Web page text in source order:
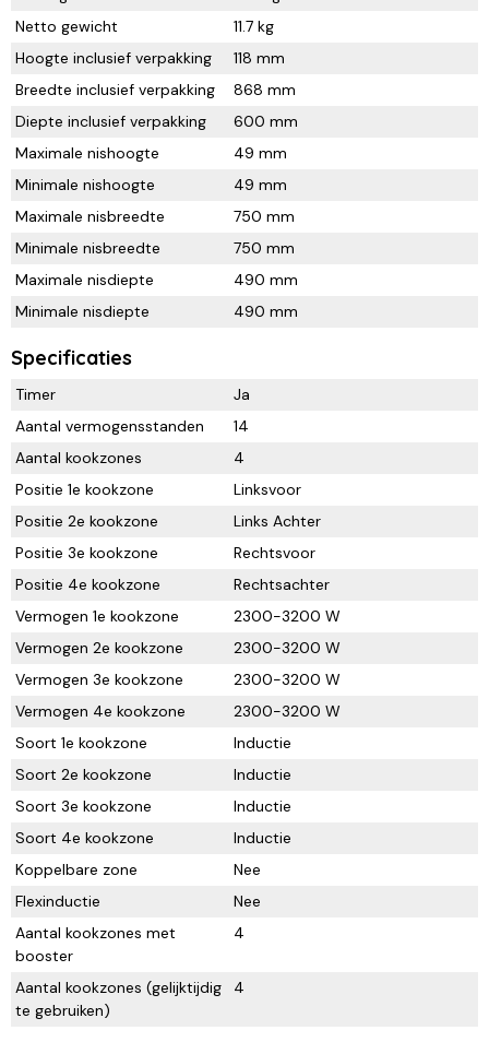
Netto gewicht
11.7 kg
Hoogte inclusief verpakking
118 mm
Breedte inclusief verpakking
868 mm
Diepte inclusief verpakking
600 mm
Maximale nishoogte
49 mm
Minimale nishoogte
49 mm
Maximale nisbreedte
750 mm
Minimale nisbreedte
750 mm
Maximale nisdiepte
490 mm
Minimale nisdiepte
490 mm
Specificaties
Timer
Ja
Aantal vermogensstanden
14
Aantal kookzones
4
Positie 1e kookzone
Linksvoor
Positie 2e kookzone
Links Achter
Positie 3e kookzone
Rechtsvoor
Positie 4e kookzone
Rechtsachter
Vermogen 1e kookzone
2300-3200 W
Vermogen 2e kookzone
2300-3200 W
Vermogen 3e kookzone
2300-3200 W
Vermogen 4e kookzone
2300-3200 W
Soort 1e kookzone
Inductie
Soort 2e kookzone
Inductie
Soort 3e kookzone
Inductie
Soort 4e kookzone
Inductie
Koppelbare zone
Nee
Flexinductie
Nee
Aantal kookzones met
booster
4
Aantal kookzones (gelijktijdig
te gebruiken)
4